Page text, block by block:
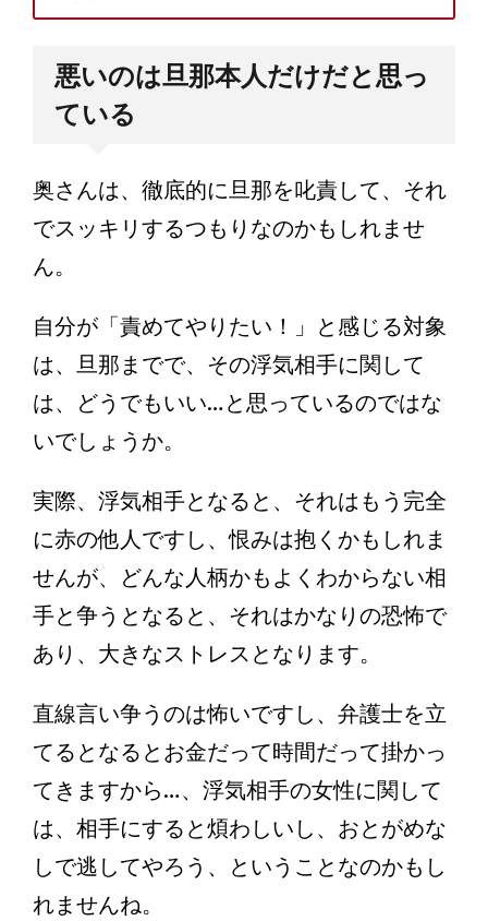
悪いのは旦那本人だけだと思っ
ている
奥さんは、徹底的に旦那を叱責して、それ
でスッキリするつもりなのかもしれませ
ん。
自分が「責めてやりたい！」と感じる対象
は、旦那までで、その浮気相手に関して
は、どうでもいい…と思っているのではな
いでしょうか。
実際、浮気相手となると、それはもう完全
に赤の他人ですし、恨みは抱くかもしれま
せんが、どんな人柄かもよくわからない相
手と争うとなると、それはかなりの恐怖で
あり、大きなストレスとなります。
直線言い争うのは怖いですし、弁護士を立
てるとなるとお金だって時間だって掛かっ
てきますから…、浮気相手の女性に関して
は、相手にすると煩わしいし、おとがめな
しで逃してやろう、ということなのかもし
れませんね。